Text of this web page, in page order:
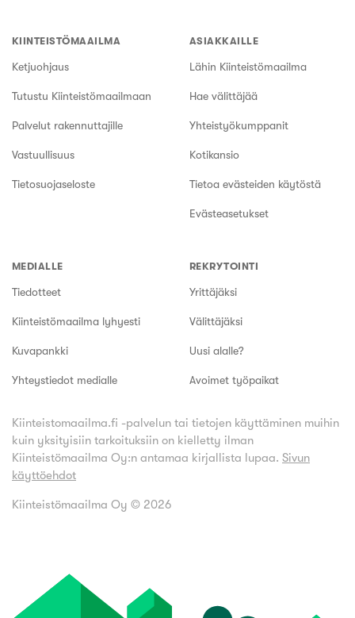
KIINTEISTÖMAAILMA
Ketjuohjaus
Tutustu Kiinteistömaailmaan
Palvelut rakennuttajille
Vastuullisuus
Tietosuojaseloste
ASIAKKAILLE
Lähin Kiinteistömaailma
Hae välittäjää
Yhteistyökumppanit
Kotikansio
Tietoa evästeiden käytöstä
Evästeasetukset
MEDIALLE
Tiedotteet
Kiinteistömaailma lyhyesti
Kuvapankki
Yhteystiedot medialle
REKRYTOINTI
Yrittäjäksi
Välittäjäksi
Uusi alalle?
Avoimet työpaikat
Kiinteistomaailma.fi -palvelun tai tietojen käyttäminen muihin
kuin yksityisiin tarkoituksiin on kielletty ilman
Kiinteistömaailma Oy:n antamaa kirjallista lupaa. Sivun
käyttöehdot
Kiinteistömaailma Oy © 2026